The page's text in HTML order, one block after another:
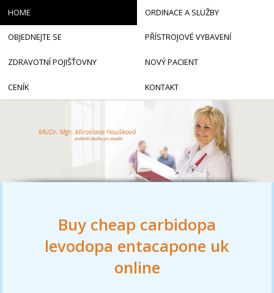
Buy cheap carbidopa
levodopa entacapone uk
online
HOME ORDINACE A SLUŽBY
OBJEDNEJTE SE PŘÍSTROJOVÉ VYBAVENÍ
ZDRAVOTNÍ POJIŠŤOVNY NOVÝ PACIENT
CENÍK KONTAKT